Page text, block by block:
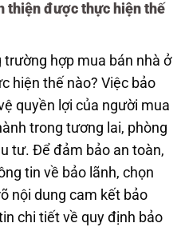
thiện được thực hiện thế
trường hợp mua bán nhà ở
hiện thế nào? Việc bảo
quyền lợi của người mua
trong tương lai, phòng
tư. Để đảm bảo an toàn,
tin về bảo lãnh, chọn
nội dung cam kết bảo
chi tiết về quy định bảo